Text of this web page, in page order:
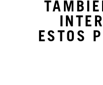
ESTOS